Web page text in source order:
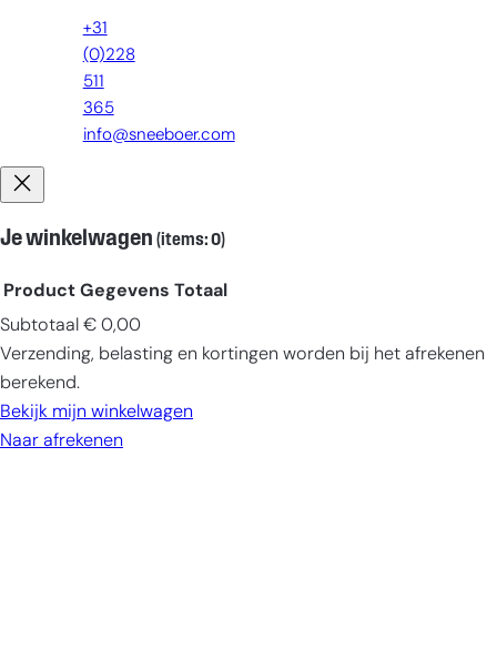
+31
(0)228
511
365
info@sneeboer.com
Je winkelwagen (items: 0)
Producten
in
winkelwagen
Product Gegevens Totaal
Subtotaal € 0,00
Verzending, belasting en kortingen worden bij het afrekenen
berekend.
Bekijk mijn winkelwagen
Naar afrekenen